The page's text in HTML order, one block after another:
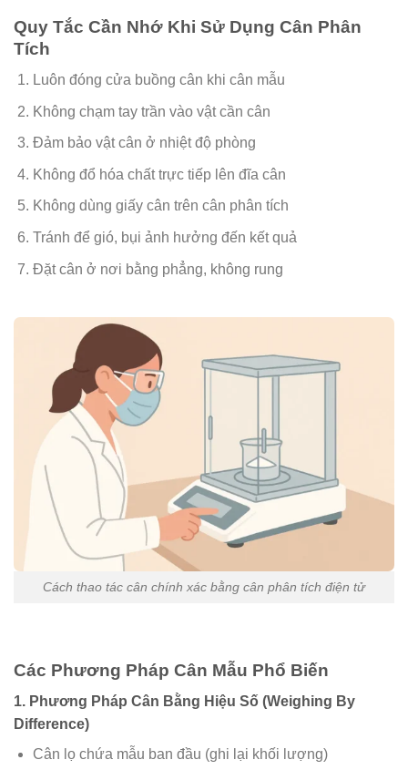
Quy Tắc Cần Nhớ Khi Sử Dụng Cân Phân
Tích
Luôn đóng cửa buồng cân khi cân mẫu
Không chạm tay trần vào vật cần cân
Đảm bảo vật cân ở nhiệt độ phòng
Không đổ hóa chất trực tiếp lên đĩa cân
Không dùng giấy cân trên cân phân tích
Tránh để gió, bụi ảnh hưởng đến kết quả
Đặt cân ở nơi bằng phẳng, không rung
Cách thao tác cân chính xác bằng cân phân tích điện tử
Các Phương Pháp Cân Mẫu Phổ Biến
1. Phương Pháp Cân Bằng Hiệu Số (Weighing By
Difference)
Cân lọ chứa mẫu ban đầu (ghi lại khối lượng)